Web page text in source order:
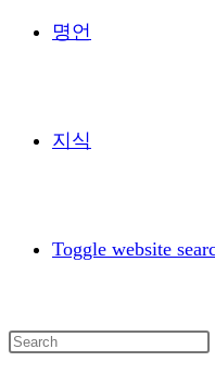
명언
지식
Toggle website